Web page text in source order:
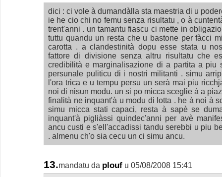
dici : ci vole à dumandàlla sta maestria di u
ie he cio chi no femu senza risultatu , o à
trent'anni . un tamantu fiascu ci mette in
tuttu quandu un resta che u bastone per fàcci
carotta . a clandestinità dopu esse stata u
fattore di divisione senza altru risultatu che
credibilità e marginalisazione di a partita a piu
persunale puliticu di i nostri militanti . simu
l'ora trica e u tempu persu un serà mai piu
noi di nisun modu. un si po micca sceglie à a
finalità ne inquant'à u modu di lotta . he à noi à
simu micca stati capaci, resta à sapè se
inquant'à pigliàssi quindec'anni per avè
ancu custi e s'ell'accadissi tandu serebbi u piu
. almenu ch'o sia cecu un ci simu ancu.
13.mandatu da plouf u 05/08/2008 15:41